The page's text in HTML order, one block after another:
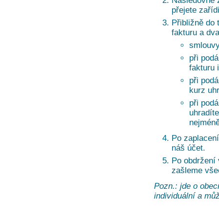
přejete
Přibližně do
fakturu a
při
fakturu
při
kurz
při
Po
náš účet.
Po obdržení
zašleme
Pozn.: jde o
individuální a